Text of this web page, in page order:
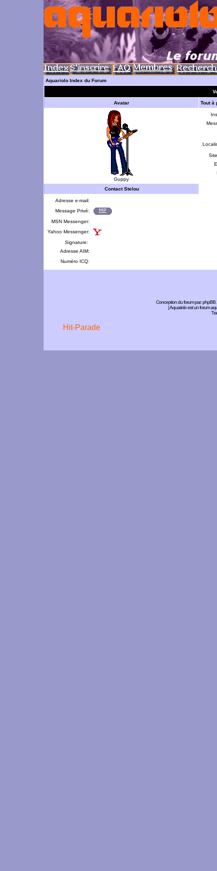
Aquariolo Index du Forum
Avatar Tout à
Guppy
Contact Stelou
Adresse e-mail:
Message Privé:
MSN Messenger:
Yahoo Messenger:
Signature:
Adresse AIM:
Numéro ICQ:
Conception du forum par:phpBB
| Aquariolo est un forum